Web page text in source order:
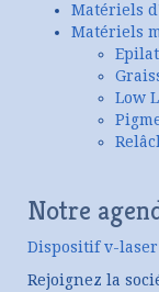
Matériels
Matériels
Low
Notre
Dispositif v-
Rejoignez la